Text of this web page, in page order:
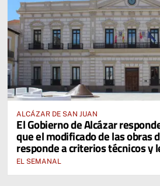
ALCÁZAR DE SAN JUAN
El Gobierno de Alcázar
que el modificado de las obras
responde a criterios técnicos y
EL SEMANAL